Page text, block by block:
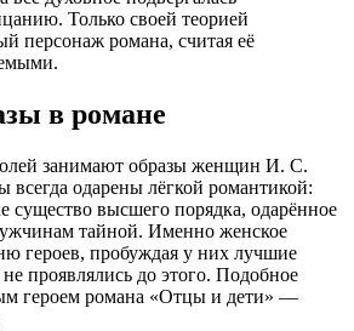
Только своей теорией
персонаж романа, считая её
в романе
занимают образы женщин И. С.
всегда одарены лёгкой романтикой:
существо высшего порядка, одарённое
тайной. Именно женское
героев, пробуждая у них лучшие
проявлялись до этого. Подобное
героем романа «Отцы и дети» —